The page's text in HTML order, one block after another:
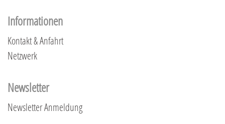
Informationen
Kontakt & Anfahrt
Netzwerk
Newsletter
Newsletter Anmeldung